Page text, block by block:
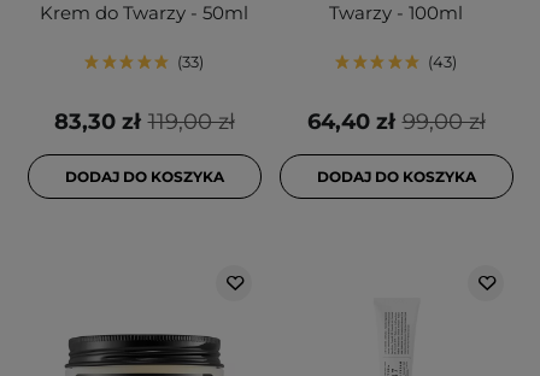
Krem do Twarzy - 50ml
33
119,00 zł
83,30 zł
DODAJ DO KOSZYKA
Twarzy - 100ml
43
99,00 zł
64,40 zł
DODAJ DO KOSZYKA